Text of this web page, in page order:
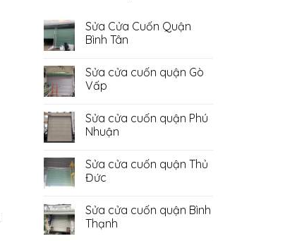
Sửa Cửa Cuốn Quận
Bình Tân
bình
luận
ở
Cuốn
Quận
Bình
Sửa cửa cuốn quận Gò
Vấp
bình
luận
ở
cuốn
quận
Gò
Sửa cửa cuốn quận Phú
Nhuận
bình
luận
ở
cuốn
quận
Phú
Sửa cửa cuốn quận Thủ
Đức
bình
luận
ở
Sửa cửa cuốn quận Bình
Thạnh